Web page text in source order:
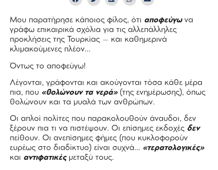
Μου παρατήρησε κάποιος φίλος, ότι αποφεύγωνα
γράφω επικαιρικά σχόλια για τις αλλεπάλληλες
προκλήσεις της Τουρκίας – και καθημερινά
κλιμακούμενες πλέον…
Όντως το αποφεύγω!
Λέγονται, γράφονται και ακούγονται τόσα κάθε μέρα
πια, που «θολώνουν τα νερά»(της ενημέρωσης), όπως
θολώνουν και τα μυαλά των ανθρώπων.
Οι απλοί πολίτες που παρακολουθούν άναυδοι, δεν
ξέρουν πια τι να πιστέψουν. Οι επίσημες εκδοχές δεν
πείθουν. Οι ανεπίσημες φήμες (που κυκλοφορούν
ευρέως στο διαδίκτυο) είναι συχνά… «τερατολογικές»
και αντιφατικέςμεταξύ τους.